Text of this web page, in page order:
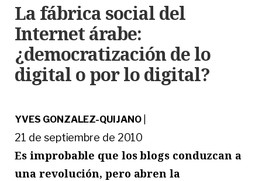
La fábrica social del
Internet árabe:
¿democratización de lo
digital o por lo digital?
YVES GONZALEZ-QUIJANO|
21 de septiembre de 2010
Es improbable que los blogs conduzcan a
una revolución, pero abren la